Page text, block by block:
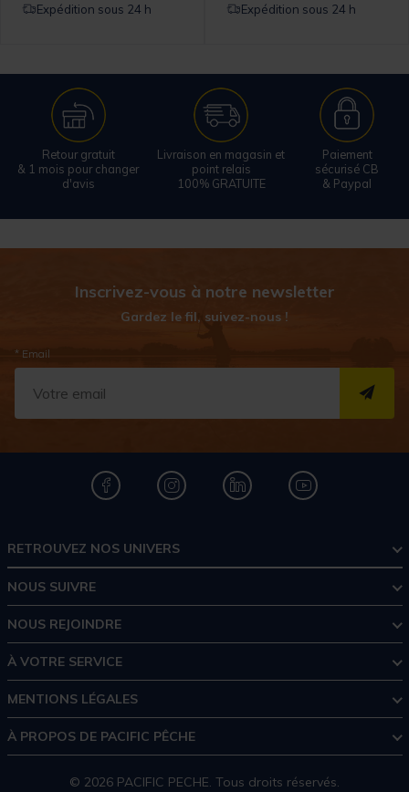
Expédition sous 24 h Expédition sous 24 h
Retour gratuit
& 1 mois pour changer
d'avis
Livraison en magasin et
point relais
100% GRATUITE
Paiement
sécurisé CB
& Paypal
Inscrivez-vous à notre newsletter
Gardez le fil, suivez-nous !
* Email
RETROUVEZ NOS UNIVERS
NOUS SUIVRE
NOUS REJOINDRE
À VOTRE SERVICE
MENTIONS LÉGALES
À PROPOS DE PACIFIC PÊCHE
© 2026 PACIFIC PECHE. Tous droits réservés.